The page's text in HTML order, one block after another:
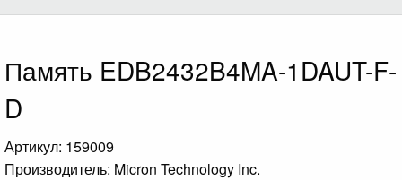
Память EDB2432B4MA-1DAUT-F-
D
Артикул: 159009
Производитель: Micron Technology Inc.